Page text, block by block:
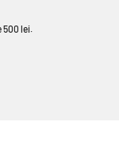
500 lei.
345